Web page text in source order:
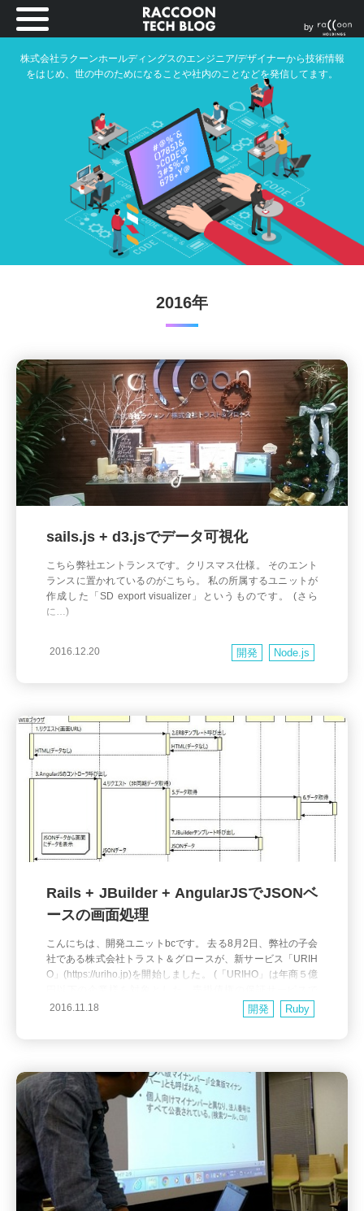
株式会社ラクーンホールディングスのエンジニア/デザイナーから技術情報
をはじめ、世の中のためになることや社内のことなどを発信してます。
by
2016年
sails.js + d3.jsでデータ可視化
こちら弊社エントランスです。クリスマス仕様。 そのエント
ランスに置かれているのがこちら。 私の所属するユニットが
作成した「SD export visualizer」というものです。 (さら
に…)
2016.12.20 開発 Node.js
Rails + JBuilder + AngularJSでJSONベ
ースの画面処理
こんにちは、開発ユニットbcです。 去る8月2日、弊社の子会
社である株式会社トラスト＆グロースが、新サービス「URIH
O」(https://uriho.jp)を開始しました。 (「URIHO」は年商５億
す。ご興味ある方はサイトをご覧ください。) 当ユニットがこ
の新システムの開発を担当したのですが、その中からJSONを
2016.11.18 開発 Ruby